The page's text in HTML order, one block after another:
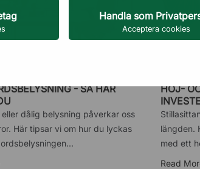
Handla som
Acceptera cookies
- SÅ HÄR
eller dålig belysning påverkar oss
Här tipsar vi om hur du lyckas
HÖJ-
längden.
med ett
Read